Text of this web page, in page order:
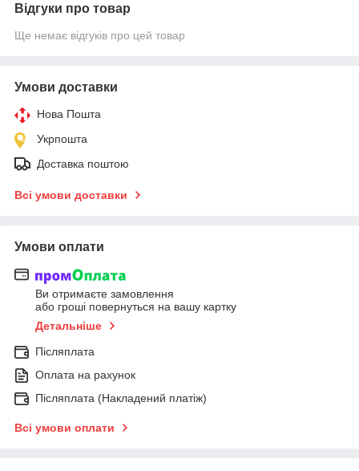
Відгуки про товар
Ще немає відгуків про цей товар
Умови доставки
Нова Пошта
Укрпошта
Доставка поштою
Всі умови доставки
Умови оплати
Ви отримаєте замовлення
або гроші повернуться на вашу картку
Детальніше
Післяплата
Оплата на рахунок
Післяплата (Накладений платіж)
Всі умови оплати